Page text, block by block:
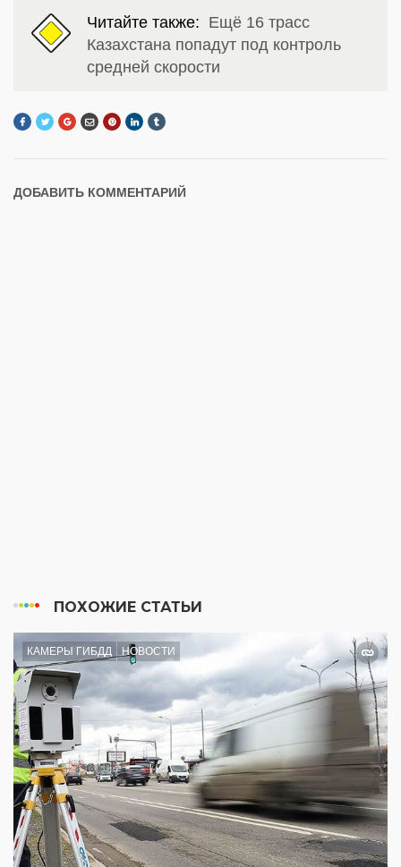
Читайте также: Ещё 16 трасс
Казахстана попадут под контроль
средней скорости
ДОБАВИТЬ КОММЕНТАРИЙ
ПОХОЖИЕ СТАТЬИ
КАМЕРЫ ГИБДД НОВОСТИ